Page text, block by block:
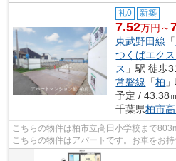
礼0 新築
7.52万円～
東武野田線 「
つくばエク
ス 」駅 徒歩
常磐線 「柏
予定 / 43.38
千葉県柏市
こちらの物件は柏市立高田小学校まで
こちらの物件はアパートです。お車をお
場を利用できる物件です。アパートマン...